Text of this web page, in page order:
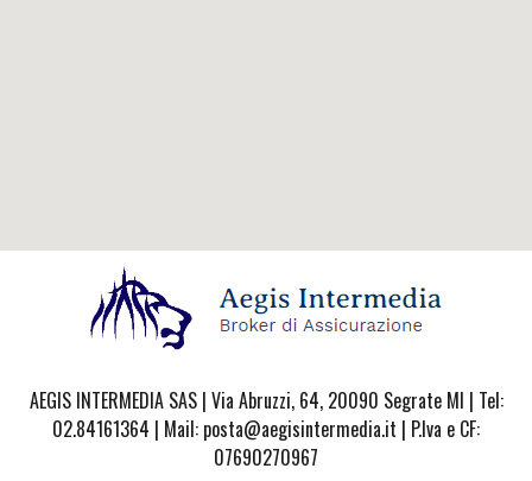
AEGIS INTERMEDIA SAS | Via Abruzzi, 64, 20090 Segrate MI | Tel:
02.84161364 | Mail: posta@aegisintermedia.it | P.Iva e CF:
07690270967